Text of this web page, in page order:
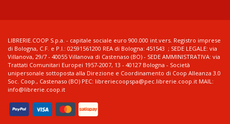
LIBRERIE.COOP S.p.a. - capitale sociale euro 900.000 int.vers. Registro imprese
di Bologna, C.F. e P.I.: 02591561200 REA di Bologna: 451543 ; SEDE LEGALE: via
Villanova, 29/7 - 40055 Villanova di Castenaso (BO) - SEDE AMMINISTRATIVA: via
Trattati Comunitari Europei 1957-2007, 13 - 40127 Bologna - Società
unipersonale sottoposta alla Direzione e Coordinamento di Coop Alleanza 3.0
Soc. Coop., Castenaso (BO) PEC: libreriecoopspa@pec.librerie.coop.it MAIL:
info@librerie.coop.it